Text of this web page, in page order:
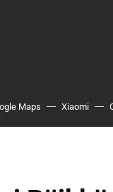
Maps Xiaomi